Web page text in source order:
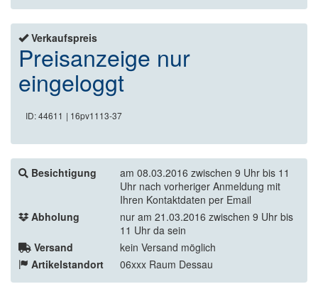
Verkaufspreis
Preisanzeige nur
eingeloggt
ID: 44611 | 16pv1113-37
Besichtigung
am 08.03.2016 zwischen 9 Uhr bis 11
Uhr nach vorheriger Anmeldung mit
Ihren Kontaktdaten per Email
Abholung
nur am 21.03.2016 zwischen 9 Uhr bis
11 Uhr da sein
Versand
kein Versand möglich
Artikelstandort
06xxx Raum Dessau